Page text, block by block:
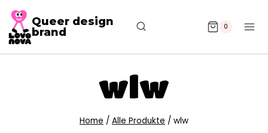
Queer design
brand
0
wlw
Home / Alle Produkte / wlw